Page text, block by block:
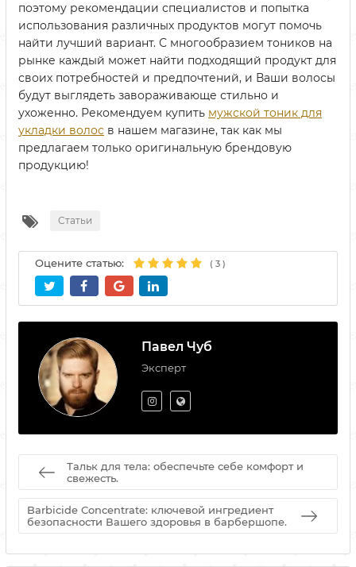
поэтому рекомендации специалистов и попытка
использования различных продуктов могут помочь
найти лучший вариант. С многообразием тоников на
рынке каждый может найти подходящий продукт для
своих потребностей и предпочтений, и Ваши волосы
будут выглядеть завораживающе стильно и
ухоженно. Рекомендуем купить мужской тоник для
укладки волос в нашем магазине, так как мы
предлагаем только оригинальную брендовую
продукцию!
Статьи
Оцените статью: ( 3 )
Павел Чуб
Эксперт
Тальк для тела: обеспечьте себе комфорт и
свежесть.
Barbicide Сoncentrate: ключевой ингредиент
безопасности Вашего здоровья в барбершопе.